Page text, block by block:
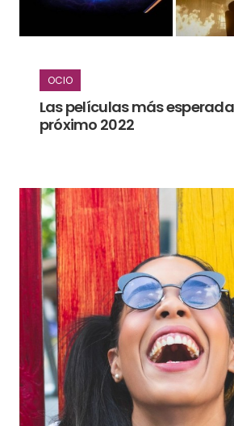
OCIO
Las películas más
próximo 2022